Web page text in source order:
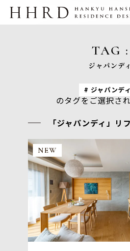
TAG :
ジャパンディ
ジャパンディ
のタグをご選択さ
「ジャパンディ」リ
NEW